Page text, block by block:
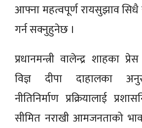
आफ्ना महत्वपूर्ण रायसुझाव
गर्न सक्नुहुनेछ ।
प्रधानमन्त्री वालेन्द्र शाहका
विज्ञ दीपा दाहालका
नीतिनिर्माण प्रक्रियालाई
सीमित नराखी आमजनताको